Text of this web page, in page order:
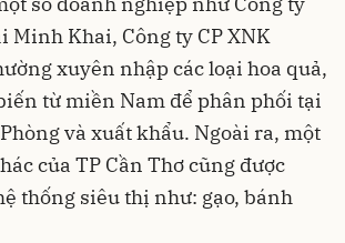
Minh Khai, Công ty CP XNK
xuyên nhập các loại hoa quả,
từ miền Nam để phân phối tại
và xuất khẩu. Ngoài ra, một
của TP Cần Thơ cũng được
thống siêu thị như: gạo, bánh